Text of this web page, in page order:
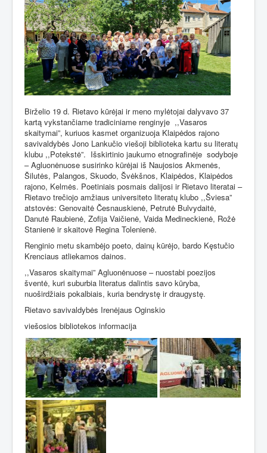
Birželio 19 d. Rietavo kūrėjai ir meno mylėtojai dalyvavo 37
kartą vykstančiame tradiciniame renginyje ,,Vasaros
skaitymai”, kuriuos kasmet organizuoja Klaipėdos rajono
savivaldybės Jono Lankučio viešoji biblioteka kartu su literatų
klubu ,,Potekstė”. Išskirtinio jaukumo etnografinėje sodyboje
– Agluonėnuose susirinko kūrėjai iš Naujosios Akmenės,
Šilutės, Palangos, Skuodo, Švėkšnos, Klaipėdos, Klaipėdos
rajono, Kelmės. Poetiniais posmais dalijosi ir Rietavo literatai –
Rietavo trečiojo amžiaus universiteto literatų klubo ,,Šviesa”
atstovės: Genovaitė Česnauskienė, Petrutė Bulvydaitė,
Danutė Raubienė, Zofija Vaičienė, Vaida Medineckienė, Rožė
Stanienė ir skaitovė Regina Tolenienė.
Renginio metu skambėjo poeto, dainų kūrėjo, bardo Kęstučio
Krenciaus atliekamos dainos.
,,Vasaros skaitymai” Agluonėnuose – nuostabi poezijos
šventė, kuri suburbia literatus dalintis savo kūryba,
nuoširdžiais pokalbiais, kuria bendrystę ir draugystę.
Rietavo savivaldybės Irenėjaus Oginskio
viešosios bibliotekos informacija